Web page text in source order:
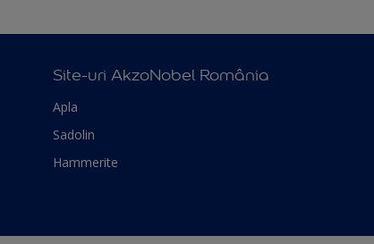
Site-uri AkzoNobel România
Apla
Sadolin
Hammerite